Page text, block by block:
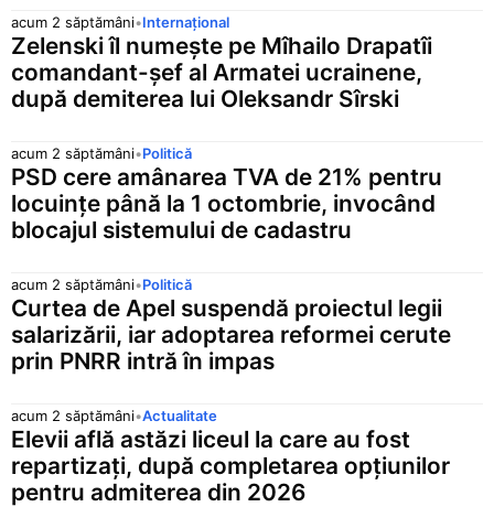
acum 2 săptămâni•Internațional
Zelenski îl numește pe Mîhailo Drapatîi
comandant-șef al Armatei ucrainene,
după demiterea lui Oleksandr Sîrski
acum 2 săptămâni•Politică
PSD cere amânarea TVA de 21% pentru
locuințe până la 1 octombrie, invocând
blocajul sistemului de cadastru
acum 2 săptămâni•Politică
Curtea de Apel suspendă proiectul legii
salarizării, iar adoptarea reformei cerute
prin PNRR intră în impas
acum 2 săptămâni•Actualitate
Elevii află astăzi liceul la care au fost
repartizați, după completarea opțiunilor
pentru admiterea din 2026